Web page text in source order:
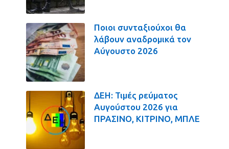
Ποιοι συνταξιούχοι θα
λάβουν αναδρομικά τον
Αύγουστο 2026
ΔΕΗ: Τιμές ρεύματος
Αυγούστου 2026 για
ΠΡΑΣΙΝΟ, ΚΙΤΡΙΝΟ, ΜΠΛΕ